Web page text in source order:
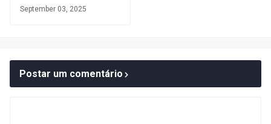
September 03, 2025
Postar um comentário